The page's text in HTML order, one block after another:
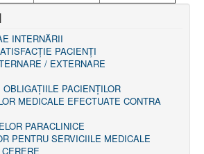
INTERNĂRII
PACIENŢI
/ EXTERNARE
PACIENȚILOR
MEDICALE EFECTUATE CONTRA
PARACLINICE
PENTRU SERVICIILE MEDICALE